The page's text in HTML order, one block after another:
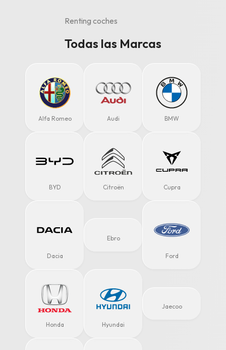
Renting coches
Todas las Marcas
Alfa Romeo Audi BMW
BYD Citroën Cupra
Dacia
Ebro
Ford
Honda Hyundai
Jaecoo